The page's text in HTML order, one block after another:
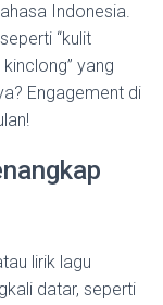
Indonesia.
“kulit
yang
Engagement di
lirik lagu
datar, seperti